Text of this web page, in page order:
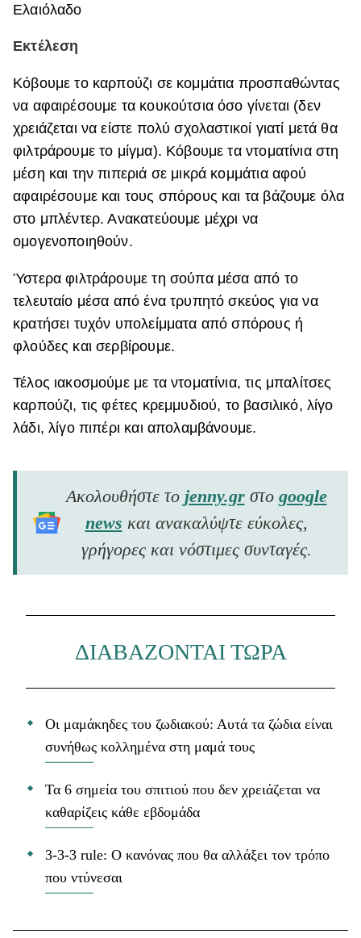
Ελαιόλαδο
Εκτέλεση
Κόβουμε το καρπούζι σε κομμάτια προσπαθώντας
να αφαιρέσουμε τα κουκούτσια όσο γίνεται (δεν
χρειάζεται να είστε πολύ σχολαστικοί γιατί μετά θα
φιλτράρουμε το μίγμα). Κόβουμε τα ντοματίνια στη
μέση και την πιπεριά σε μικρά κομμάτια αφού
αφαιρέσουμε και τους σπόρους και τα βάζουμε όλα
στο μπλέντερ. Ανακατεύουμε μέχρι να
ομογενοποιηθούν.
Ύστερα φιλτράρουμε τη σούπα μέσα από το
τελευταίο μέσα από ένα τρυπητό σκεύος για να
κρατήσει τυχόν υπολείμματα από σπόρους ή
φλούδες και σερβίρουμε.
Τέλος ιακοσμούμε με τα ντοματίνια, τις μπαλίτσες
καρπούζι, τις φέτες κρεμμυδιού, το βασιλικό, λίγο
λάδι, λίγο πιπέρι και απολαμβάνουμε.
Ακολουθήστε το jenny.grστο google
news και ανακαλύψτε εύκολες,
γρήγορες και νόστιμες συνταγές.
ΔΙΑΒΑΖΟΝΤΑΙ ΤΩΡΑ
Οι μαμάκηδες του ζωδιακού: Αυτά τα ζώδια είναι
συνήθως κολλημένα στη μαμά τους
Τα 6 σημεία του σπιτιού που δεν χρειάζεται να
καθαρίζεις κάθε εβδομάδα
3-3-3 rule: Ο κανόνας που θα αλλάξει τον τρόπο
που ντύνεσαι